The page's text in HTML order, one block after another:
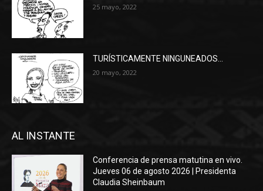
25 mayo, 2022
TURÍSTICAMENTE NINGUNEADOS…
20 mayo, 2022
AL INSTANTE
Conferencia de prensa matutina en vivo.
Jueves 06 de agosto 2026 | Presidenta
Claudia Sheinbaum